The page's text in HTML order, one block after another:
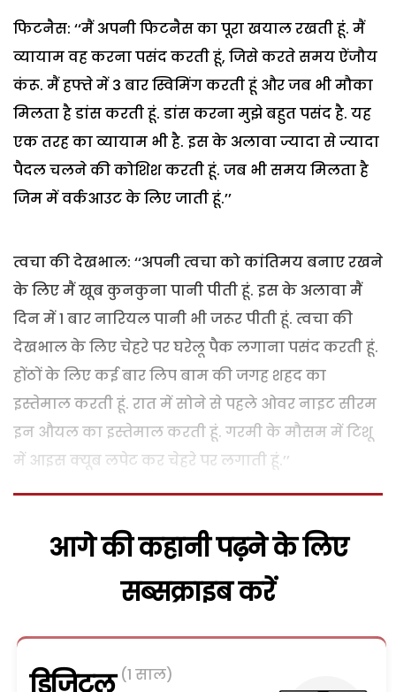
फिटनैस: ‘‘मैं अपनी फिटनैस का पूरा खयाल रखती हूं. मैं
व्यायाम वह करना पसंद करती हूं, जिसे करते समय ऐंजौय
कंरू. मैं हफ्ते में 3 बार स्विमिंग करती हूं और जब भी मौका
मिलता है डांस करती हूं. डांस करना मुझे बहुत पसंद है. यह
एक तरह का व्यायाम भी है. इस के अलावा ज्यादा से ज्यादा
पैदल चलने की कोशिश करती हूं. जब भी समय मिलता है
जिम में वर्कआउट के लिए जाती हूं.’’
त्वचा की देखभाल: ‘‘अपनी त्वचा को कांतिमय बनाए रखने
के लिए मैं खूब कुनकुना पानी पीती हूं. इस के अलावा मैं
दिन में 1 बार नारियल पानी भी जरूर पीती हूं. त्वचा की
देखभाल के लिए चेहरे पर घरेलू पैक लगाना पसंद करती हूं.
होंठों के लिए कई बार लिप बाम की जगह शहद का
इस्तेमाल करती हूं. रात में सोने से पहले ओवर नाइट सीरम
इन औयल का इस्तेमाल करती हूं. गरमी के मौसम में टिशू
में आइस क्यूब लपेट कर चेहरे पर लगाती हूं.’’
आगे की कहानी पढ़ने के लिए
सब्सक्राइब करें
(1 साल)